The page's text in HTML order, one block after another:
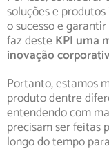
soluções e
o sucesso e
faz deste KPI uma
inovação
Portanto, estamos
produto dentre
entendendo com
precisam ser feitas
longo do tempo